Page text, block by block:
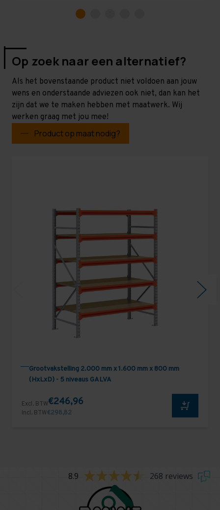
Op zoek naar een alternatief?
Als het bovenstaande product niet voldoen aan jouw
wens en onderstaande adviezen ook niet, dan kan het
zijn dat we te maken hebben met maatwerk. Wij
werken graag met jou mee!
Product op maat nodig?
Grootvakstelling 2.000 mm x 1.600 mm x 800 mm
(HxLxD) - 5 niveaus GALVA
Excl. BTW€246,96
Incl. BTW€298,82
8.9 268 reviews